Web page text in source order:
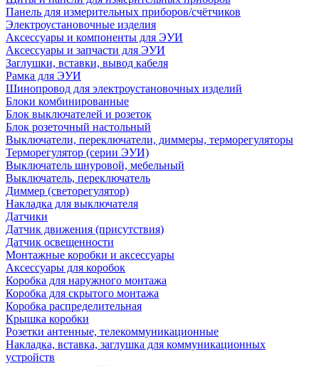
Панель для измерительных приборов/счётчиков
Электроустановочные изделия
Аксессуары и компоненты для ЭУИ
Аксессуары и запчасти для ЭУИ
Заглушки, вставки, вывод кабеля
Рамка для ЭУИ
Шинопровод для электроустановочных изделий
Блоки комбинированные
Блок выключателей и розеток
Блок розеточный настольный
Выключатели, переключатели, диммеры, терморегуляторы
Терморегулятор (серии ЭУИ)
Выключатель шнуровой, мебельный
Выключатель, переключатель
Диммер (светорегулятор)
Накладка для выключателя
Датчики
Датчик движения (присутствия)
Датчик освещенности
Монтажные коробки и аксессуары
Аксессуары для коробок
Коробка для наружного монтажа
Коробка для скрытого монтажа
Коробка распределительная
Крышка коробки
Розетки антенные, телекоммуникационные
Накладка, вставка, заглушка для коммуникационных
устройств